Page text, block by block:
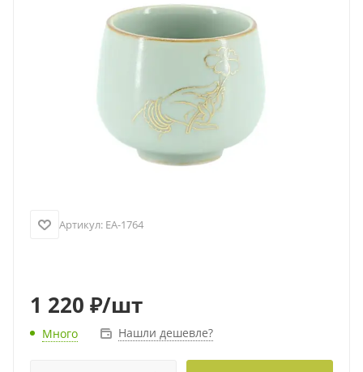
Артикул: EA-1764
1 220 ₽/шт
Много Нашли дешевле?